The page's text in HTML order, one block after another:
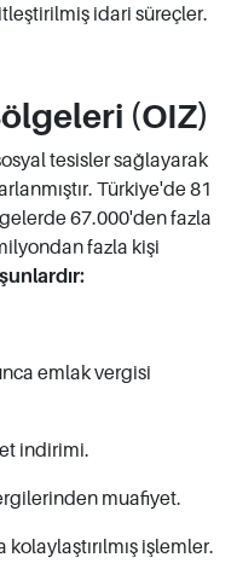
idari süreçler.
(OIZ)
tesisler sağlayarak
Türkiye'de 81
67.000'den fazla
fazla kişi
emlak vergisi
indirimi.
muafiyet.
işlemler.​